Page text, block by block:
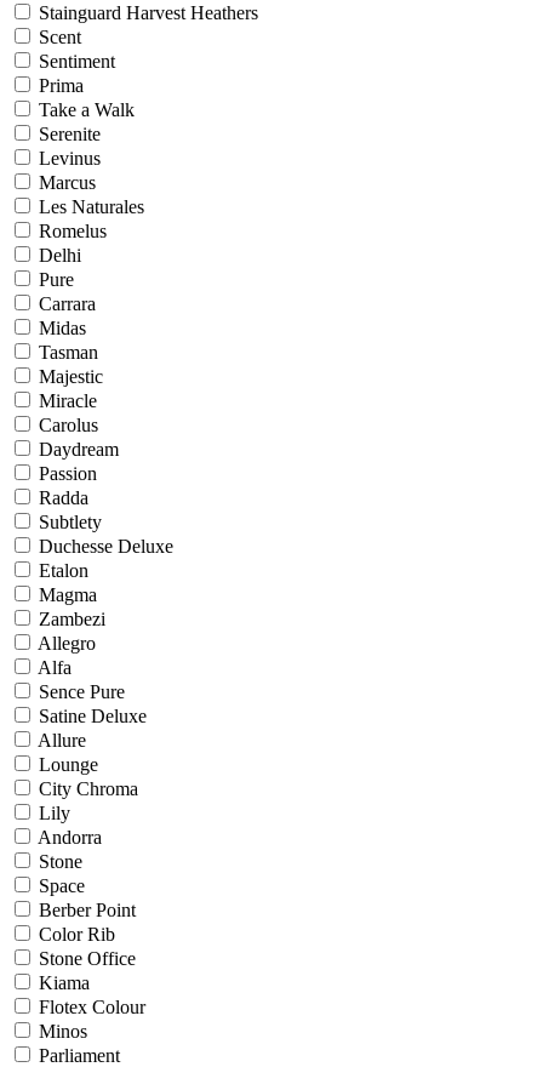
Stainguard Harvest Heathers
Scent
Sentiment
Prima
Take a Walk
Serenite
Levinus
Marcus
Les Naturales
Romelus
Delhi
Pure
Carrara
Midas
Tasman
Majestic
Miracle
Carolus
Daydream
Passion
Radda
Subtlety
Duchesse Deluxe
Etalon
Magma
Zambezi
Allegro
Alfa
Sence Pure
Satine Deluxe
Allure
Lounge
City Chroma
Lily
Andorra
Stone
Space
Berber Point
Color Rib
Stone Office
Kiama
Flotex Colour
Minos
Parliament